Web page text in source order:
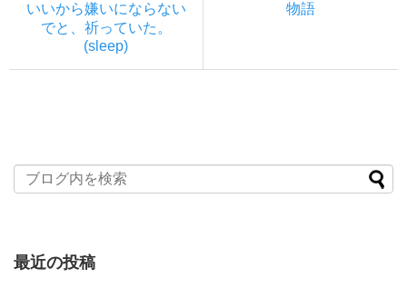
いいから嫌いにならない
でと、祈っていた。
(sleep)
物語
最近の投稿